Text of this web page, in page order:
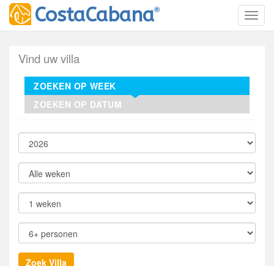
CostaCabana®
Vind uw villa
ZOEKEN OP WEEK
ZOEKEN OP DATUM